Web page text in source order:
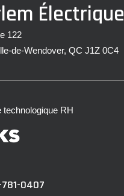
Électrique
122
de-Wendover, QC J1Z 0C4
technologique RH
781-0407